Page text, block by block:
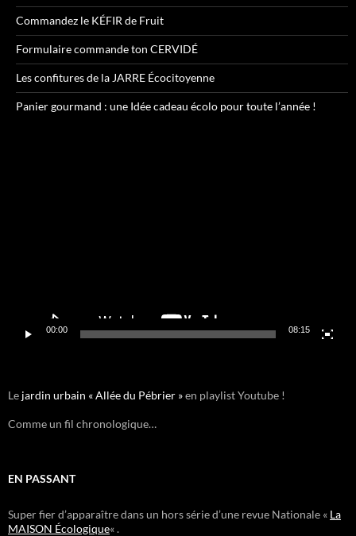
Commandez le KÉFIR de Fruit
Formulaire commande ton CERVIDÉ
Les confitures de la JARRE Écocitoyenne
Panier gourmand : une Idée cadeau écolo pour toute l’année !
00:00 08:15
Le jardin urbain « Allée du Pébrier »en playlist Youtube !
Comme un fil chronologique…
EN PASSANT
Super fier d’apparaître dans un hors série d’une revue Nationale « La
MAISON Écologique« .